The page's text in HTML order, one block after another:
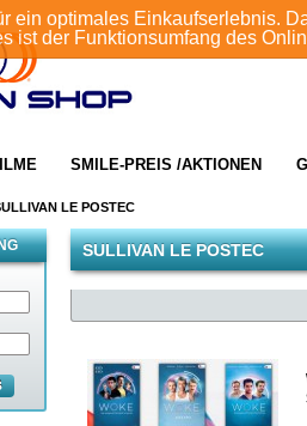
ein optimales Einkaufserlebnis.
ist der Funktionsumfang des
SMILE-PREIS /AKTIONEN
LE POSTEC
SULLIVAN LE POSTEC